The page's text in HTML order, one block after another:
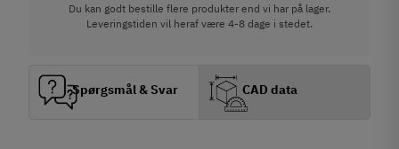
Du kan godt bestille flere produkter end vi har på lager.
Leveringstiden vil heraf være 4-8 dage i stedet.
Spørgsmål & Svar CAD data